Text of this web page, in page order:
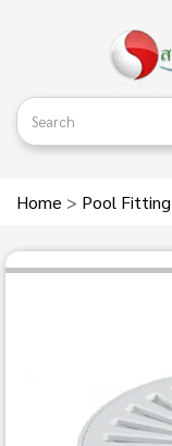
Home > Pool Fitting